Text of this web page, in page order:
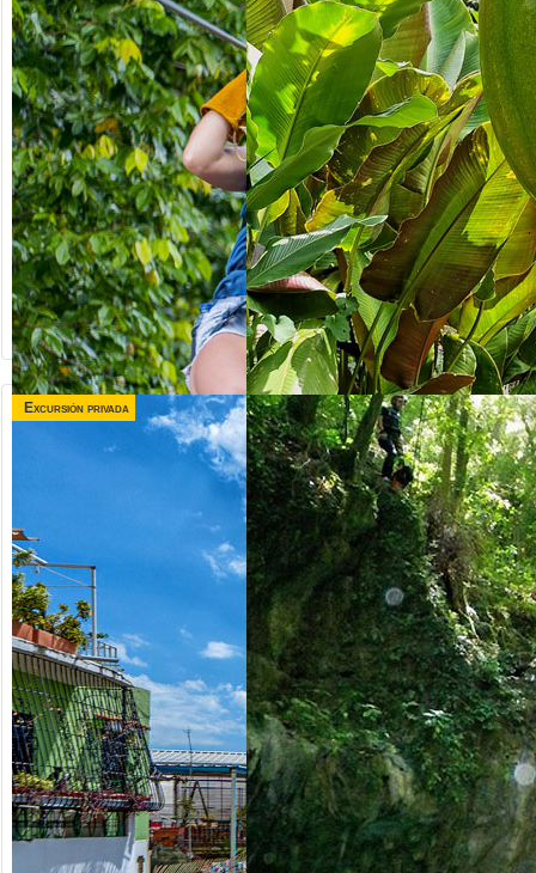
desde US$
120.00
TRIPLE
AVENTURA
Republica Dominicana
desde US$
75.00
VALLE TAINO +
CITY TOUR
Republica Dominicana
Excursión privada